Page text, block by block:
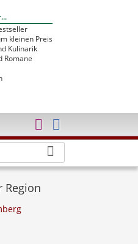
kleinen Preis
Kulinarik
Romane
Region